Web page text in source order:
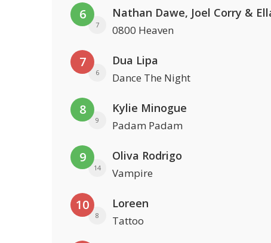
6
7 0800 Heaven
7
6
Dua Lipa
Dance The Night
8
9
Kylie Minogue
Padam Padam
9
14
Oliva Rodrigo
Vampire
10
8
Loreen
Tattoo